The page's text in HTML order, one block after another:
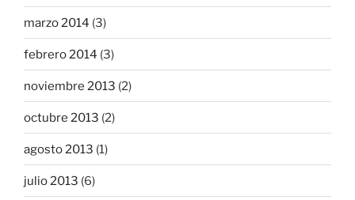
marzo 2014 (3)
febrero 2014 (3)
noviembre 2013 (2)
octubre 2013 (2)
agosto 2013 (1)
julio 2013 (6)